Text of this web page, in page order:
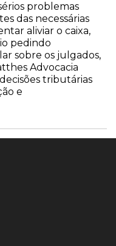
problemas
das necessárias
aliviar o caixa,
pedindo
sobre os julgados,
Advocacia
tributárias
e